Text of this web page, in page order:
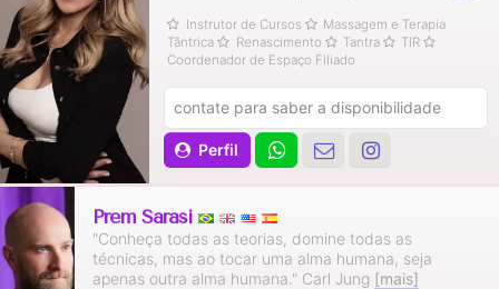
Instrutor de Cursos
Massagem e Terapia
Tântrica
Renascimento Tantra
TIR
Coordenador de Espaço Filiado
Perfil
contate para saber a disponibilidade
Prem Sarasi
"Conheça todas as teorias, domine todas as
técnicas, mas ao tocar uma alma humana, seja
apenas outra alma humana." Carl Jung [mais]